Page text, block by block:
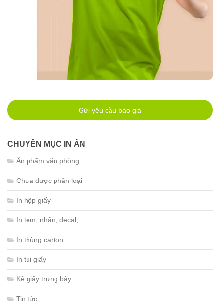
Gửi yêu cầu báo giá
CHUYÊN MỤC IN ẤN
Ấn phẩm văn phòng
Chưa được phân loại
In hộp giấy
In tem, nhãn, decal,..
In thùng carton
In túi giấy
Kệ giấy trưng bày
Tin tức